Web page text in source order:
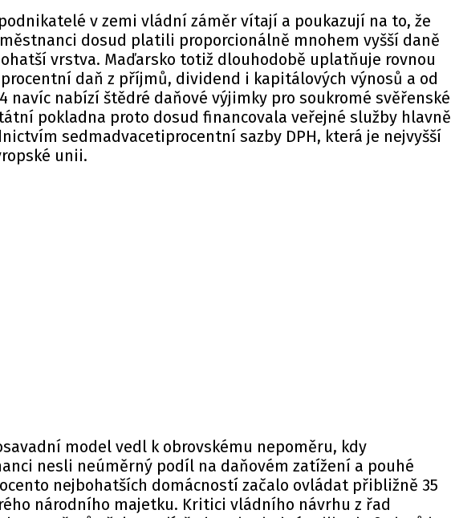
v zemi vládní záměr vítají a poukazují na to, že
dosud platili proporcionálně mnohem vyšší daně
vrstva. Maďarsko totiž dlouhodobě uplatňuje rovnou
daň z příjmů, dividend i kapitálových výnosů a od
navíc nabízí štědré daňové výjimky pro soukromé svěřenské
pokladna proto dosud financovala veřejné služby hlavně
sedmadvacetiprocentní sazby DPH, která je nejvyšší
unii.
model vedl k obrovskému nepoměru, kdy
nesli neúměrný podíl na daňovém zatížení a pouhé
nejbohatších domácností začalo ovládat přibližně 35
národního majetku. Kritici vládního návrhu z řad